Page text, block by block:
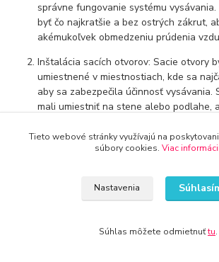
správne fungovanie systému
byť čo najkratšie a bez ostrých zákrut,
akémukoľvek obmedzeniu prúdenia
Inštalácia sacích otvorov: Sacie otvory
umiestnené v miestnostiach, kde sa
aby sa zabezpečila účinnosť vysávania.
mali umiestniť na stene alebo podlahe,
Výkon vysávača: Pri výbere centrálnych
dostatočný výkon na to, aby dokázal
domácnosti alebo byty efektívne a bez
údržba by mala byť vykonávaná
Tieto webové stránky využívajú na
súbory cookies. Viac
Nastavenia
Súhlas môžete odmietnuťtu.